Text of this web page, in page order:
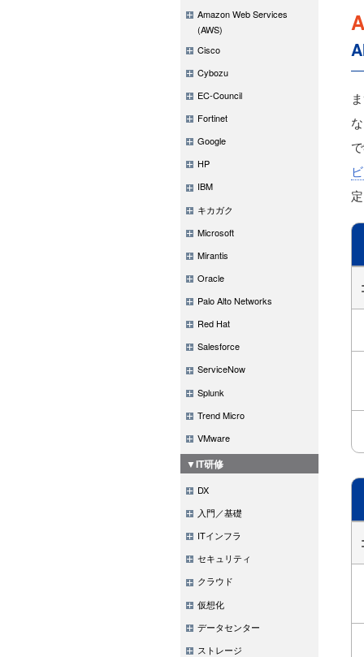
Amazon Web Services
(AWS)
Cisco
Cybozu
EC-Council
Fortinet
Google
HP
IBM
キカガク
Microsoft
Mirantis
Oracle
Palo Alto Networks
Red Hat
Salesforce
ServiceNow
Splunk
Trend Micro
VMware
▼IT研修
DX
入門／基礎
ITインフラ
セキュリティ
クラウド
仮想化
データセンター
ストレージ